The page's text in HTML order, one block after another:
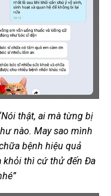
thật, ai mà từng bị
nào. May sao mình
bệnh hiệu quả
khỏi thì cứ thử đến Đa